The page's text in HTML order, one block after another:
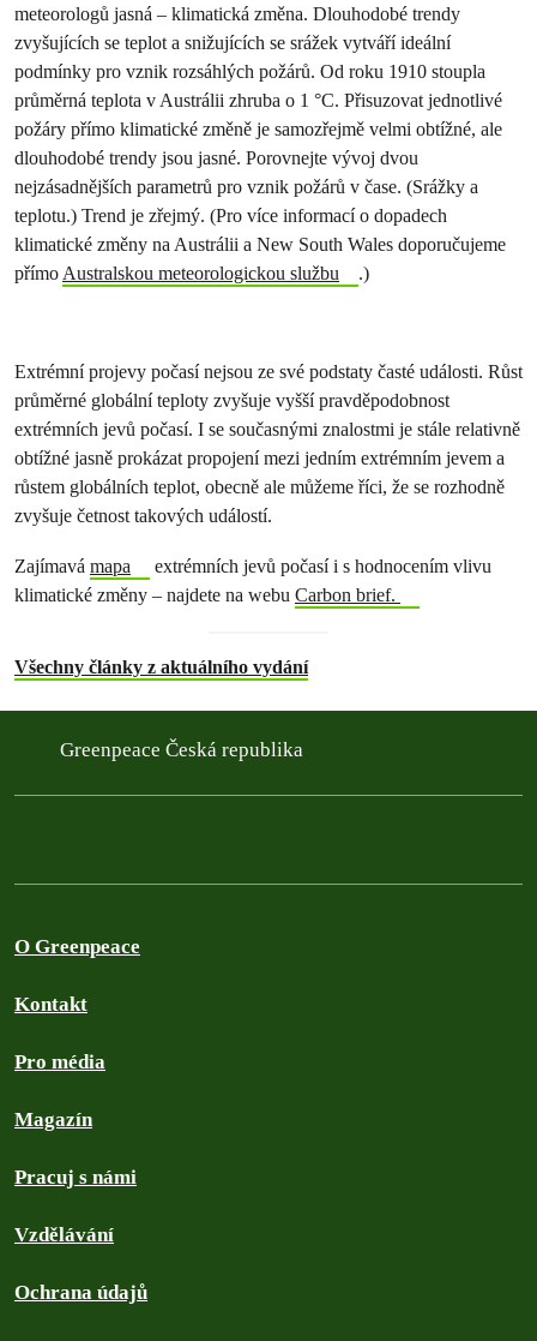
meteorologů jasná – klimatická změna. Dlouhodobé trendy
zvyšujících se teplot a snižujících se srážek vytváří ideální
podmínky pro vznik rozsáhlých požárů. Od roku 1910 stoupla
průměrná teplota v Austrálii zhruba o 1 °C. Přisuzovat jednotlivé
požáry přímo klimatické změně je samozřejmě velmi obtížné, ale
dlouhodobé trendy jsou jasné. Porovnejte vývoj dvou
nejzásadnějších parametrů pro vznik požárů v čase. (Srážky a
teplotu.) Trend je zřejmý. (Pro více informací o dopadech
klimatické změny na Austrálii a New South Wales doporučujeme
přímo Australskou meteorologickou službu .)
Extrémní projevy počasí nejsou ze své podstaty časté události. Růst
průměrné globální teploty zvyšuje vyšší pravděpodobnost
extrémních jevů počasí. I se současnými znalostmi je stále relativně
obtížné jasně prokázat propojení mezi jedním extrémním jevem a
růstem globálních teplot, obecně ale můžeme říci, že se rozhodně
zvyšuje četnost takových událostí.
Zajímavá mapa
extrémních jevů počasí i s hodnocením vlivu
klimatické změny – najdete na webu Carbon brief.
Všechny články z aktuálního vydání
Greenpeace Česká republika
O Greenpeace
Kontakt
Pro média
Magazín
Pracuj s námi
Vzdělávání
Ochrana údajů